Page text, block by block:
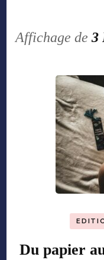
Affichage de3
Du papier